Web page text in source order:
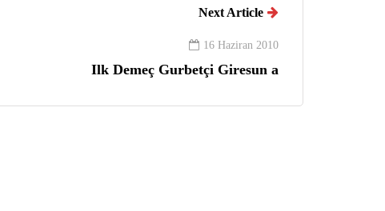
Next Article
16 Haziran 2010
Ilk Demeç Gurbetçi Giresun a